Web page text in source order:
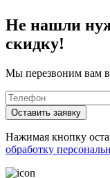
Не нашли
скидку!
Мы перезвоним вам
Оставить заявку
Нажимая кнопку
обработку